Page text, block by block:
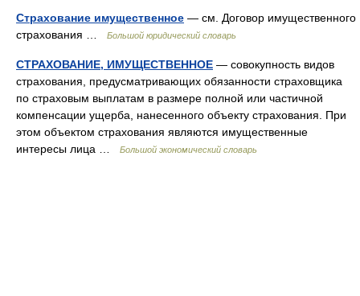
Страхование имущественное — см. Договор имущественного
страхования …
Большой юридический словарь
СТРАХОВАНИЕ, ИМУЩЕСТВЕННОЕ — совокупность видов
страхования, предусматривающих обязанности страховщика
по страховым выплатам в размере полной или частичной
компенсации ущерба, нанесенного объекту страхования. При
этом объектом страхования являются имущественные
интересы лица …
Большой экономический словарь